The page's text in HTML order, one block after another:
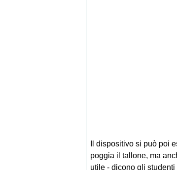
Il dispositivo si può poi
poggia il tallone, ma
utile - dicono gli